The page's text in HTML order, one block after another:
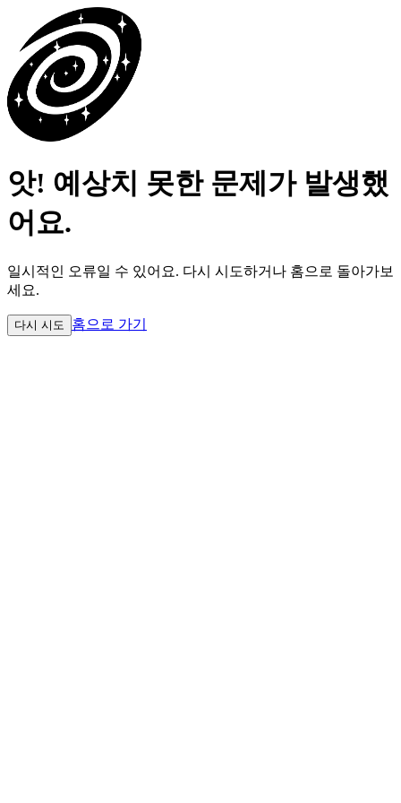
앗! 예상치 못한 문제가 발생했
어요.
일시적인 오류일 수 있어요. 다시 시도하거나 홈으로 돌아가보
세요.
다시 시도 홈으로 가기